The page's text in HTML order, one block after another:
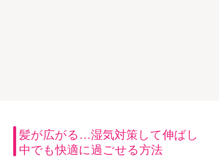
髪が広がる…湿気対策して伸ばし
中でも快適に過ごせる方法